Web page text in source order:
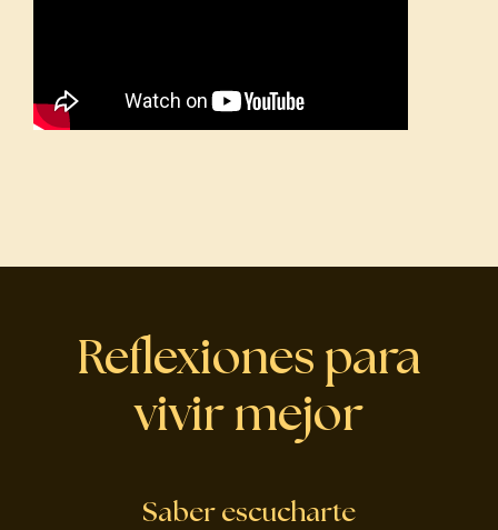
Reflexiones para
vivir mejor
Saber escucharte